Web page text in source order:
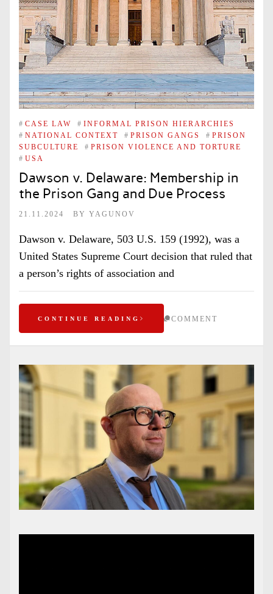
# CASE LAW # INFORMAL PRISON HIERARCHIES
# NATIONAL CONTEXT # PRISON GANGS # PRISON
SUBCULTURE
# PRISON VIOLENCE AND TORTURE
# USA
Dawson v. Delaware: Membership in
the Prison Gang and Due Process
21.11.2024 BY YAGUNOV
Dawson v. Delaware, 503 U.S. 159 (1992), was a
United States Supreme Court decision that ruled that
a person’s rights of association and
CONTINUE READING COMMENT